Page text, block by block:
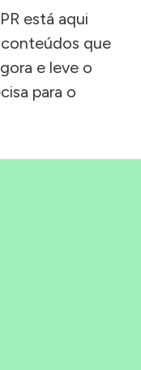
está aqui
conteúdos que
e leve o
para o